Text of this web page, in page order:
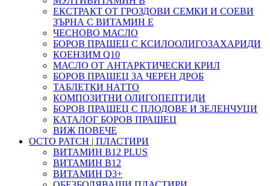
ЕКСТРАКТ ОТ ГРОЗДОВИ СЕМКИ И СОЕВИ
ЗЪРНА С ВИТАМИН Е
ЧЕСНОВО МАСЛО
БОРОВ ПРАШЕЦ С КСИЛООЛИГОЗАХАРИДИ
КОЕНЗИМ Q10
МАСЛО ОТ АНТАРКТИЧЕСКИ КРИЛ
БОРОВ ПРАШЕЦ ЗА ЧЕРЕН ДРОБ
ТАБЛЕТКИ НАТТО
КОМПОЗИТНИ ОЛИГОПЕПТИДИ
БОРОВ ПРАШЕЦ С ПЛОДОВЕ И ЗЕЛЕНЧУЦИ
КАТАЛОГ БОРОВ ПРАШЕЦ
ВИЖ ПОВЕЧЕ
OCTO PATCH | ПЛАСТИРИ
ВИТАМИН B12 PLUS
ВИТАМИН B12
ВИТАМИН D3+